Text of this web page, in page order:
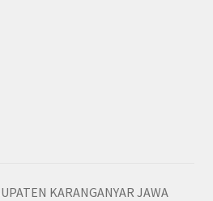
KARANGANYAR JAWA